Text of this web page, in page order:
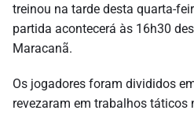
treinou na tarde desta quarta-
partida acontecerá às 16h30
Maracanã.
Os jogadores foram divididos
revezaram em trabalhos táticos